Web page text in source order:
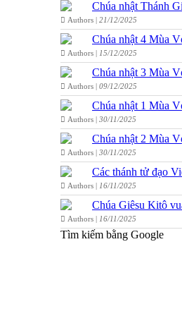
Chúa nhật Thánh
Authors | 21/12/2025
Chúa nhật 4 Mùa
Authors | 15/12/2025
Chúa nhật 3 Mùa
Authors | 09/12/2025
Chúa nhật 1 Mùa
Authors | 30/11/2025
Chúa nhật 2 Mùa
Authors | 30/11/2025
Các thánh tử đạo
Authors | 16/11/2025
Chúa Giêsu Kitô
Authors | 16/11/2025
Tìm kiếm bằng Google